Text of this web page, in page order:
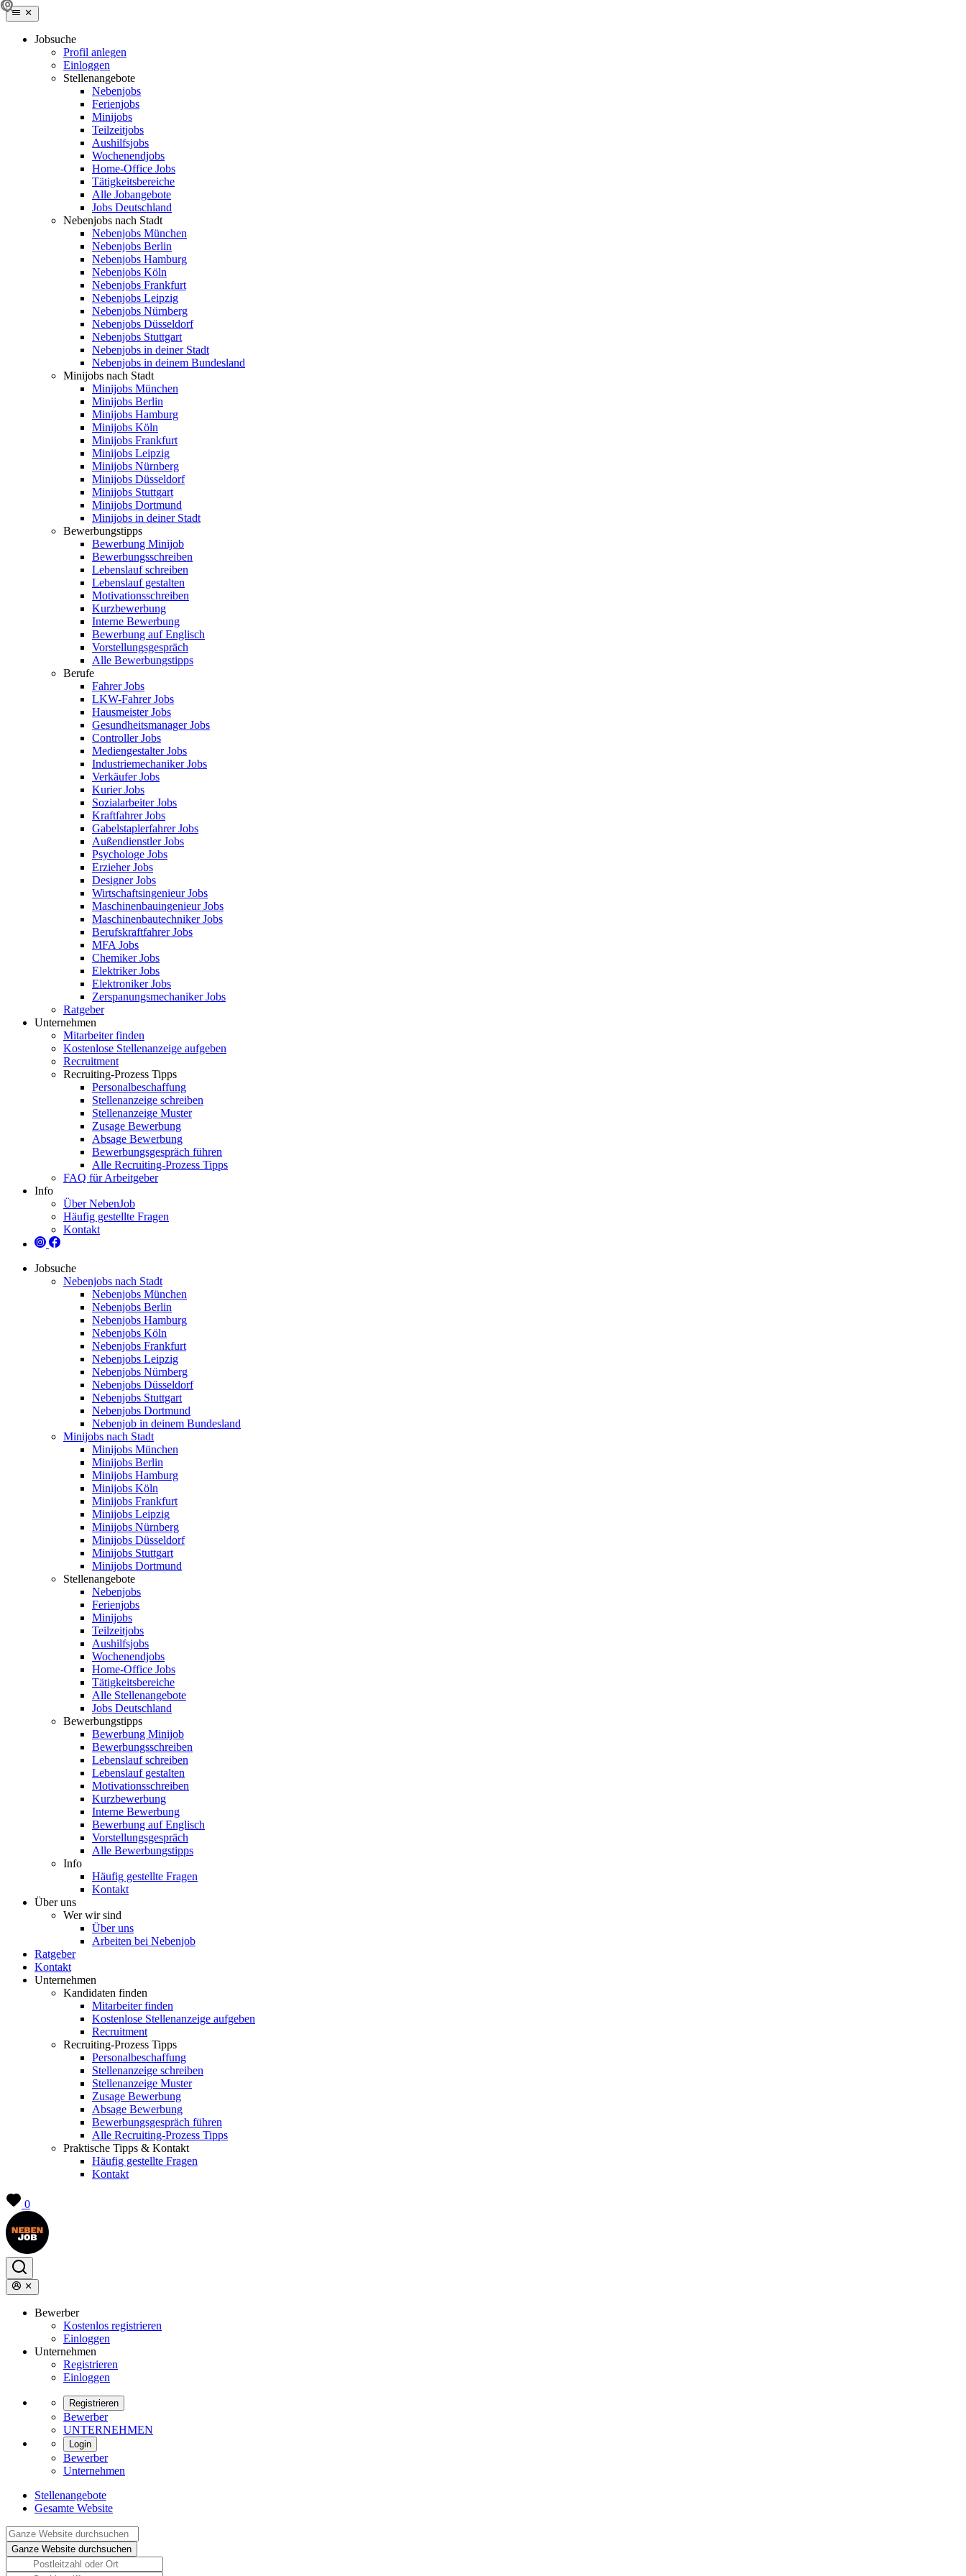
Jobsuche
Profil anlegen
Einloggen
Stellenangebote
Nebenjobs
Ferienjobs
Minijobs
Teilzeitjobs
Aushilfsjobs
Wochenendjobs
Home-Office Jobs
Tätigkeitsbereiche
Alle Jobangebote
Jobs Deutschland
Nebenjobs nach Stadt
Nebenjobs München
Nebenjobs Berlin
Nebenjobs Hamburg
Nebenjobs Köln
Nebenjobs Frankfurt
Nebenjobs Leipzig
Nebenjobs Nürnberg
Nebenjobs Düsseldorf
Nebenjobs Stuttgart
Nebenjobs in deiner Stadt
Nebenjobs in deinem Bundesland
Minijobs nach Stadt
Minijobs München
Minijobs Berlin
Minijobs Hamburg
Minijobs Köln
Minijobs Frankfurt
Minijobs Leipzig
Minijobs Nürnberg
Minijobs Düsseldorf
Minijobs Stuttgart
Minijobs Dortmund
Minijobs in deiner Stadt
Bewerbungstipps
Bewerbung Minijob
Bewerbungsschreiben
Lebenslauf schreiben
Lebenslauf gestalten
Motivationsschreiben
Kurzbewerbung
Interne Bewerbung
Bewerbung auf Englisch
Vorstellungsgespräch
Alle Bewerbungstipps
Berufe
Fahrer Jobs
LKW-Fahrer Jobs
Hausmeister Jobs
Gesundheitsmanager Jobs
Controller Jobs
Mediengestalter Jobs
Industriemechaniker Jobs
Verkäufer Jobs
Kurier Jobs
Sozialarbeiter Jobs
Kraftfahrer Jobs
Gabelstaplerfahrer Jobs
Außendienstler Jobs
Psychologe Jobs
Erzieher Jobs
Designer Jobs
Wirtschaftsingenieur Jobs
Maschinenbauingenieur Jobs
Maschinenbautechniker Jobs
Berufskraftfahrer Jobs
MFA Jobs
Chemiker Jobs
Elektriker Jobs
Elektroniker Jobs
Zerspanungsmechaniker Jobs
Ratgeber
Unternehmen
Mitarbeiter finden
Kostenlose Stellenanzeige aufgeben
Recruitment
Recruiting-Prozess Tipps
Personalbeschaffung
Stellenanzeige schreiben
Stellenanzeige Muster
Zusage Bewerbung
Absage Bewerbung
Bewerbungsgespräch führen
Alle Recruiting-Prozess Tipps
FAQ für Arbeitgeber
Info
Über NebenJob
Häufig gestellte Fragen
Kontakt
Jobsuche
Nebenjobs nach Stadt
Nebenjobs München
Nebenjobs Berlin
Nebenjobs Hamburg
Nebenjobs Köln
Nebenjobs Frankfurt
Nebenjobs Leipzig
Nebenjobs Nürnberg
Nebenjobs Düsseldorf
Nebenjobs Stuttgart
Nebenjobs Dortmund
Nebenjob in deinem Bundesland
Minijobs nach Stadt
Minijobs München
Minijobs Berlin
Minijobs Hamburg
Minijobs Köln
Minijobs Frankfurt
Minijobs Leipzig
Minijobs Nürnberg
Minijobs Düsseldorf
Minijobs Stuttgart
Minijobs Dortmund
Stellenangebote
Nebenjobs
Ferienjobs
Minijobs
Teilzeitjobs
Aushilfsjobs
Wochenendjobs
Home-Office Jobs
Tätigkeitsbereiche
Alle Stellenangebote
Jobs Deutschland
Bewerbungstipps
Bewerbung Minijob
Bewerbungsschreiben
Lebenslauf schreiben
Lebenslauf gestalten
Motivationsschreiben
Kurzbewerbung
Interne Bewerbung
Bewerbung auf Englisch
Vorstellungsgespräch
Alle Bewerbungstipps
Info
Häufig gestellte Fragen
Kontakt
Über uns
Wer wir sind
Über uns
Arbeiten bei Nebenjob
Ratgeber
Kontakt
Unternehmen
Kandidaten finden
Mitarbeiter finden
Kostenlose Stellenanzeige aufgeben
Recruitment
Recruiting-Prozess Tipps
Personalbeschaffung
Stellenanzeige schreiben
Stellenanzeige Muster
Zusage Bewerbung
Absage Bewerbung
Bewerbungsgespräch führen
Alle Recruiting-Prozess Tipps
Praktische Tipps & Kontakt
Häufig gestellte Fragen
Kontakt
0
Bewerber
Kostenlos registrieren
Einloggen
Unternehmen
Registrieren
Einloggen
Registrieren
Bewerber
UNTERNEHMEN
Login
Bewerber
Unternehmen
Stellenangebote
Gesamte Website